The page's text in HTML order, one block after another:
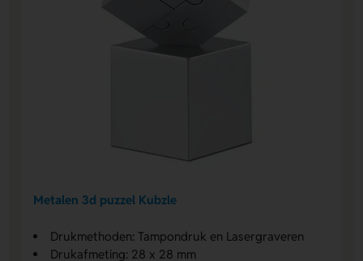
Metalen 3d puzzel Kubzle
Drukmethoden: Tampondruk en Lasergraveren
Drukafmeting: 28 x 28 mm